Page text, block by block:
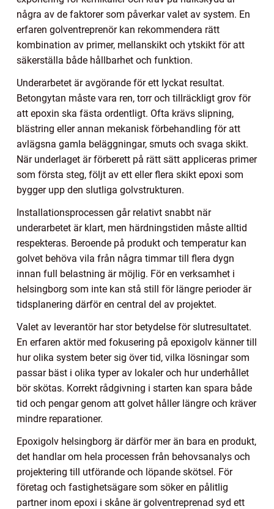
några av de faktorer som påverkar valet av system. En
erfaren golventreprenör kan rekommendera rätt
kombination av primer, mellanskikt och ytskikt för att
säkerställa både hållbarhet och funktion.
Underarbetet är avgörande för ett lyckat resultat.
Betongytan måste vara ren, torr och tillräckligt grov för
att epoxin ska fästa ordentligt. Ofta krävs slipning,
blästring eller annan mekanisk förbehandling för att
avlägsna gamla beläggningar, smuts och svaga skikt.
När underlaget är förberett på rätt sätt appliceras primer
som första steg, följt av ett eller flera skikt epoxi som
bygger upp den slutliga golvstrukturen.
Installationsprocessen går relativt snabbt när
underarbetet är klart, men härdningstiden måste alltid
respekteras. Beroende på produkt och temperatur kan
golvet behöva vila från några timmar till flera dygn
innan full belastning är möjlig. För en verksamhet i
helsingborg som inte kan stå still för längre perioder är
tidsplanering därför en central del av projektet.
Valet av leverantör har stor betydelse för slutresultatet.
En erfaren aktör med fokusering på epoxigolv känner till
hur olika system beter sig över tid, vilka lösningar som
passar bäst i olika typer av lokaler och hur underhållet
bör skötas. Korrekt rådgivning i starten kan spara både
tid och pengar genom att golvet håller längre och kräver
mindre reparationer.
Epoxigolv helsingborg är därför mer än bara en produkt,
det handlar om hela processen från behovsanalys och
projektering till utförande och löpande skötsel. För
företag och fastighetsägare som söker en pålitlig
partner inom epoxi i skåne är golventreprenad syd ett